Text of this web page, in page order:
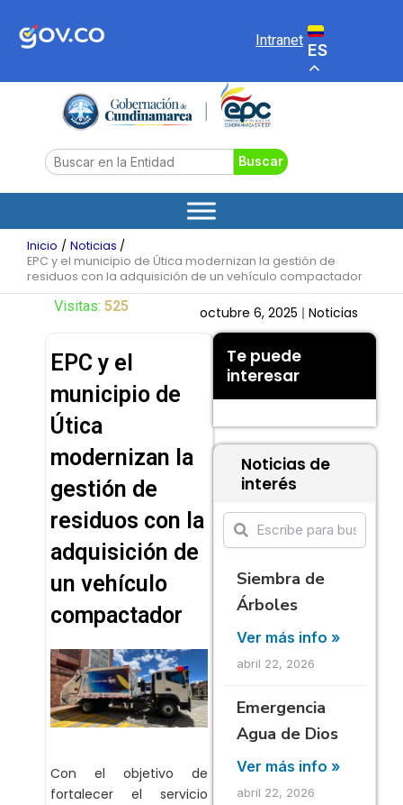
Intranet
ES
Search Buscar
Inicio
Noticias
EPC y el municipio de Útica modernizan la gestión de
residuos con la adquisición de un vehículo compactador
Visitas: 525 octubre 6, 2025 Noticias
EPC y el
municipio de
Útica
modernizan la
gestión de
residuos con la
adquisición de
un vehículo
compactador
Con el objetivo de
fortalecer el servicio
Te puede
interesar
Noticias de
interés
Siembra de
Árboles
Ver más info »
abril 22, 2026
Emergencia
Agua de Dios
Ver más info »
abril 22, 2026